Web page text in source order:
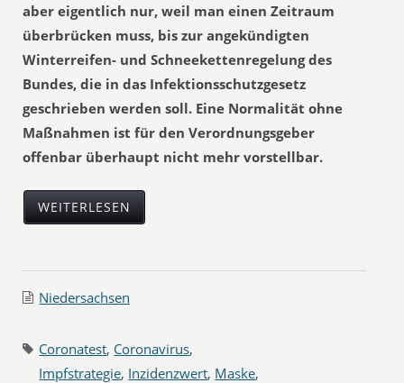
aber eigentlich nur, weil man einen Zeitraum
überbrücken muss, bis zur angekündigten
Winterreifen- und Schneekettenregelung des
Bundes, die in das Infektionsschutzgesetz
geschrieben werden soll. Eine Normalität ohne
Maßnahmen ist für den Verordnungsgeber
offenbar überhaupt nicht mehr vorstellbar.
WEITERLESEN
Niedersachsen
Coronatest, Coronavirus,
Impfstrategie, Inzidenzwert, Maske,